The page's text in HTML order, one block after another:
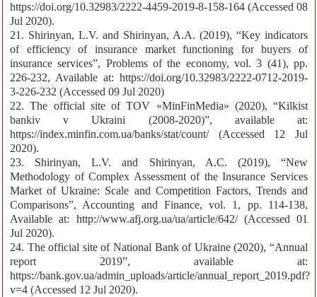
https://doi.org/10.32983/2222-4459-2019-8-158-164 (Accessed 08
Jul 2020).
21. Shirinyan, L.V. and Shirinyan, A.A. (2019), “Key indicators
of efficiency of insurance market functioning for buyers of
insurance services”, Problems of the economy, vol. 3 (41), pp.
226-232, Available at: https://doi.org/10.32983/2222-0712-2019-
3-226-232 (Accessed 09 Jul 2020)
22. The official site of TOV «MinFinMedia» (2020), “Kilkist
bankiv v Ukraini (2008-2020)”, available at:
https://index.minfin.com.ua/banks/stat/count/ (Accessed 12 Jul
2020).
23. Shirinyan, L.V. and Shirinyan, A.С. (2019), “New
Methodology of Complex Assessment of the Insurance Services
Market of Ukraine: Scale and Competition Factors, Trends and
Comparisons”, Accounting and Finance, vol. 1, pp. 114-138,
Available at: http://www.afj.org.ua/ua/article/642/ (Accessed 01
Jul 2020).
24. The official site of National Bank of Ukraine (2020), “Annual
report 2019”, available at:
https://bank.gov.ua/admin_uploads/article/annual_report_2019.pdf?
v=4 (Accessed 12 Jul 2020).